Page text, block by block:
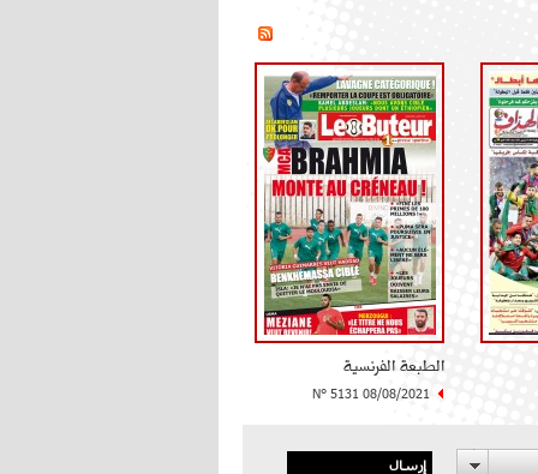
الطبعة الفرنسية
N° 5131 08/08/2021
إرسال